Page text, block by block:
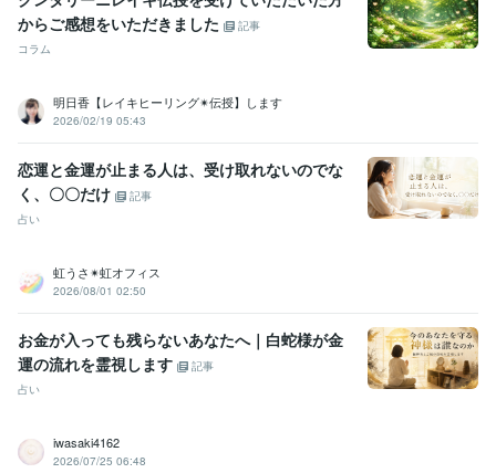
からご感想をいただきました
記事
コラム
明日香【レイキヒーリング✴︎伝授】します
2026/02/19 05:43
恋運と金運が止まる人は、受け取れないのでな
く、〇〇だけ
記事
占い
虹うさ✴︎虹オフィス
2026/08/01 02:50
お金が入っても残らないあなたへ｜白蛇様が金
運の流れを霊視します
記事
占い
iwasaki4162
2026/07/25 06:48